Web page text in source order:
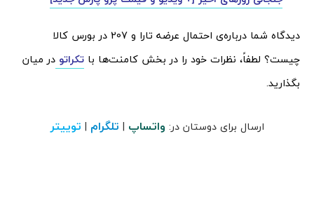
دیدگاه شما درباره‌ی احتمال عرضه تارا و 207 در بورس کالا
چیست؟ لطفاً، نظرات خود را در بخش کامنت‌ها با تکراتو در میان
بگذارید.
ارسال برای دوستان در: واتساپ | تلگرام | توییتر